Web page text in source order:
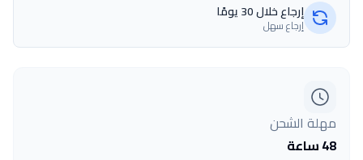
إرجاع خلال 30 يومًا
إرجاع سهل
مهلة الشحن
48 ساعة